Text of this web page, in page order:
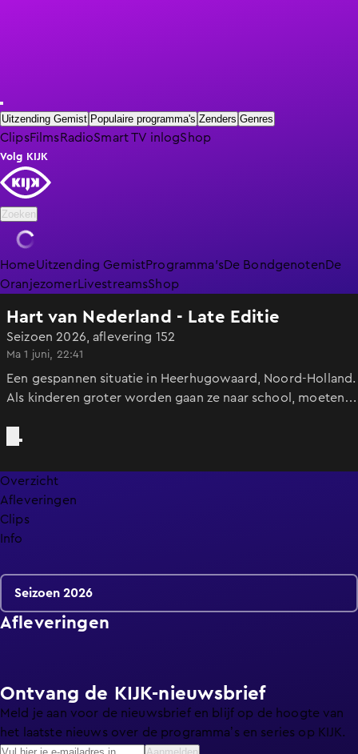
Uitzending Gemist Populaire programma's Zenders Genres
ClipsFilmsRadioSmart TV inlogShop
Volg KIJK
Zoeken
HomeUitzending GemistProgramma'sDe BondgenotenDe
OranjezomerLivestreamsShop
Hart van Nederland - Late Editie
Seizoen 2026, aflevering 152
Ma 1 juni, 22:41
Een gespannen situatie in Heerhugowaard, Noord-Holland.
Als kinderen groter worden gaan ze naar school, moeten
waar Oranje eindigt is lastig, maar voorspellen hoeveel
Overzicht
Afleveringen
Clips
Info
Afleveringen
Seizoen 2026
Ontvang de KIJK-nieuwsbrief
Meld je aan voor de nieuwsbrief en blijf op de hoogte van
het laatste nieuws over de programma’s en series op KIJK.